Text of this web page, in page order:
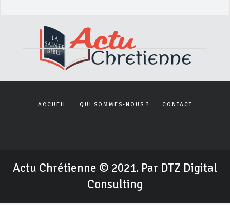
ACCUEIL QUI SOMMES-NOUS ? CONTACT
Actu Chrétienne © 2021. Par DTZ Digital
Consulting